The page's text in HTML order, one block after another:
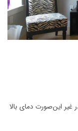
غیر این‌صورت دمای بالا